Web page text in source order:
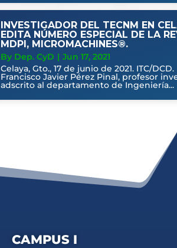
INVESTIGADOR DEL TECNM EN
EDITA NÚMERO ESPECIAL DE LA
MDPI, MICROMACHINES®.
By Dep. CyD | Jun 17, 2021
Celaya, Gto., 17 de junio de 2021. ITC/
Francisco Javier Pérez Pinal, profesor
adscrito al departamento de Ingeniería...
CAMPUS I